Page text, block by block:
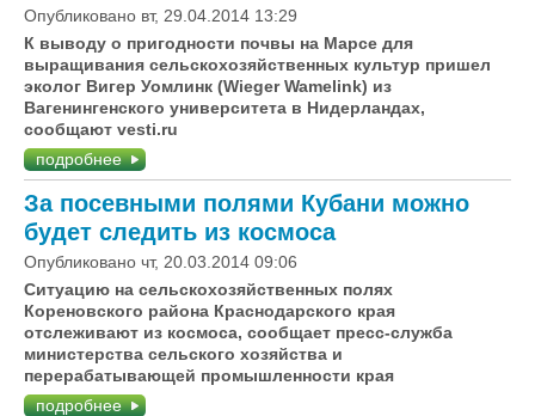
Опубликовано вт, 29.04.2014 13:29
К выводу о пригодности почвы на Марсе для
выращивания сельскохозяйственных культур пришел
эколог Вигер Уомлинк (Wieger Wamelink) из
Вагенингенского университета в Нидерландах,
сообщают vesti.ru
подробнее
За посевными полями Кубани можно
будет следить из космоса
Опубликовано чт, 20.03.2014 09:06
Ситуацию на сельскохозяйственных полях
Кореновского района Краснодарского края
отслеживают из космоса, сообщает пресс-служба
министерства сельского хозяйства и
перерабатывающей промышленности края
подробнее